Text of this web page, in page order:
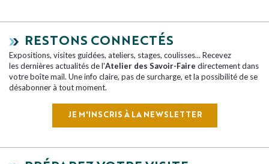
RESTONS CONNECTÉS
Expositions, visites guidées, ateliers, stages, coulisses... Recevez
les dernières actualités de l'Atelier des Savoir-Faire directement dans
votre boîte mail. Une info claire, pas de surcharge, et la possibilité de se
désabonner à tout moment.
JE M'INSCRIS À LA NEWSLETTER